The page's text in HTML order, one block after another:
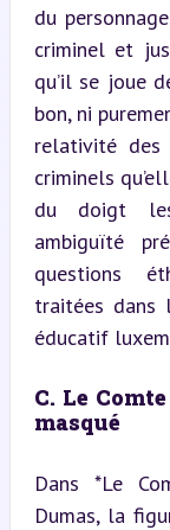
du
criminel et
qu’il se joue
bon, ni
relativité
criminels
du doigt
ambiguïté
questions
traitées dans
éducatif
C. Le
masqué
Dans *Le
Dumas, la